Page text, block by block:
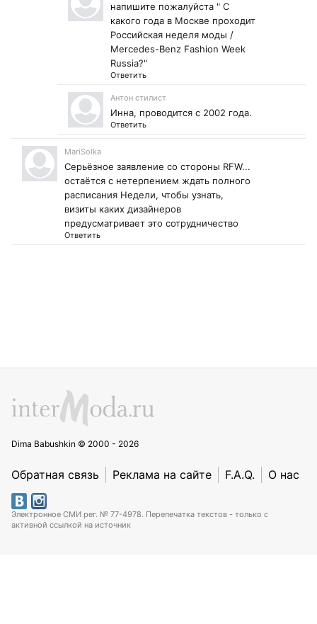
напишите пожалуйста " С
какого года в Москве проходит
Российская неделя моды /
Mercedes-Benz Fashion Week
Russia?"
Ответить
Антон стилист
Инна, проводится с 2002 года.
Ответить
MariSolka
Серьёзное заявление со стороны RFW...
остаётся с нетерпением ждать полного
расписания Недели, чтобы узнать,
визиты каких дизайнеров
предусматривает это сотрудничество
Ответить
Dima Babushkin © 2000 - 2026
Обратная связь Реклама на сайте F.A.Q. О нас
Электронное СМИ рег. № 77-4978. Перепечатка текстов - только с
активной ссылкой на источник